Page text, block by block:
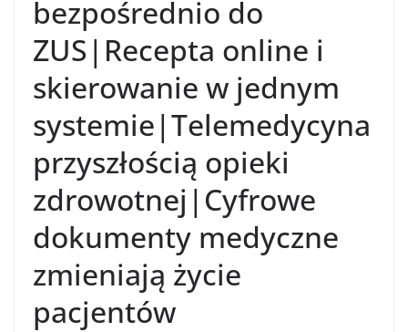
bezpośrednio do
ZUS|Recepta online i
skierowanie w jednym
systemie|Telemedycyna
przyszłością opieki
zdrowotnej|Cyfrowe
dokumenty medyczne
zmieniają życie
pacjentów